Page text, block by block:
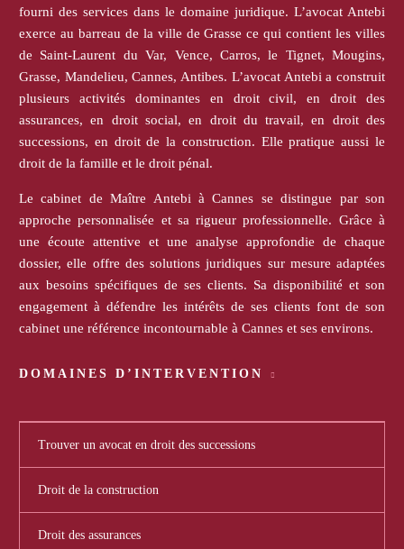
fourni des services dans le domaine juridique. L’avocat Antebi
exerce au barreau de la ville de Grasse ce qui contient les villes
de Saint-Laurent du Var, Vence, Carros, le Tignet, Mougins,
Grasse, Mandelieu, Cannes, Antibes. L’avocat Antebi a construit
plusieurs activités dominantes en droit civil, en droit des
assurances, en droit social, en droit du travail, en droit des
successions, en droit de la construction. Elle pratique aussi le
droit de la famille et le droit pénal.
Le cabinet de Maître Antebi à Cannes se distingue par son
approche personnalisée et sa rigueur professionnelle. Grâce à
une écoute attentive et une analyse approfondie de chaque
dossier, elle offre des solutions juridiques sur mesure adaptées
aux besoins spécifiques de ses clients. Sa disponibilité et son
engagement à défendre les intérêts de ses clients font de son
cabinet une référence incontournable à Cannes et ses environs.
DOMAINES D’INTERVENTION
Trouver un avocat en droit des successions
Droit de la construction
Droit des assurances